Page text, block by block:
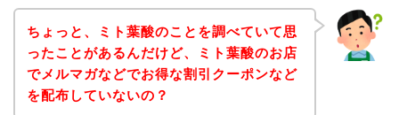
ちょっと、ミト葉酸のことを調べていて思
ったことがあるんだけど、ミト葉酸のお店
でメルマガなどでお得な割引クーポンなど
を配布していないの？